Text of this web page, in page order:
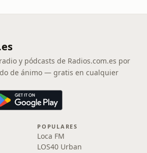
y pódcasts de Radios.com.es por
de ánimo — gratis en cualquier
POPULARES
Loca FM
LOS40 Urban